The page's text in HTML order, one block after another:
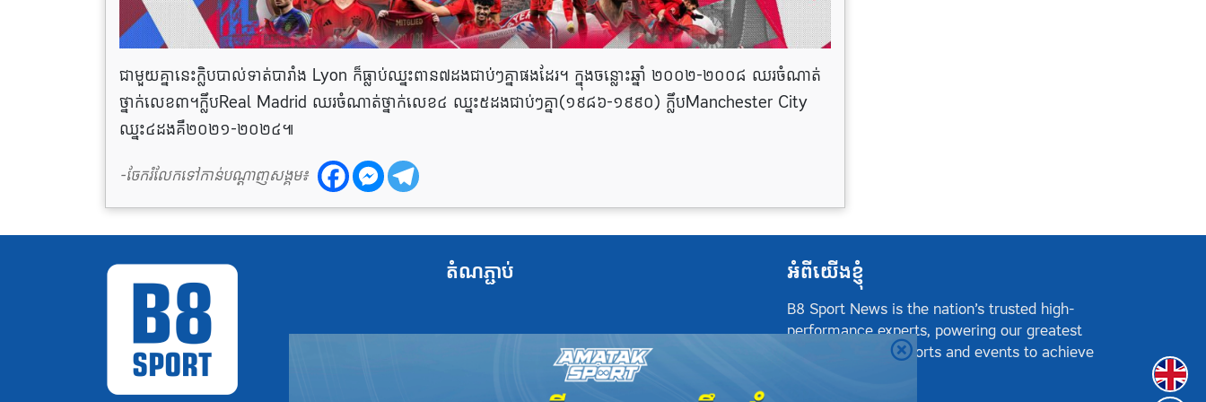
ជាមួយគ្នានេះក្លិបបាល់ទាត់បារាំង Lyon ក៏ធ្លាប់ឈ្នះពាន៧ដងជាប់ៗគ្នាផងដែរ។ ក្នុងចន្លោះឆ្នាំ ២០០២-២០០៨ ឈរចំណាត់
ថ្នាក់លេខ៣។ក្លឹបReal Madrid ឈរចំណាត់ថ្នាក់លេខ៤ ឈ្នះ៥ដងជាប់ៗគ្នា(១៩៨៦-១៩៩០) ក្លឹបManchester City
ឈ្នះ៤ដងគឺ២០២១-២០២៤៕
-ចែករំលែកទៅកាន់បណ្តាញសង្គម៖
តំណភ្ជាប់ អំពីយើងខ្ញុំ
B8 Sport News is the nation’s trusted high-
performance experts, powering our greatest
athletes, teams, sports and events to achieve